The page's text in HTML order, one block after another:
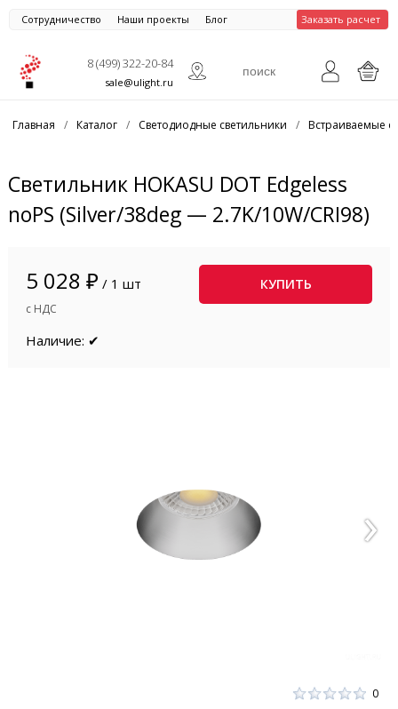
Сотрудничество Наши проекты Блог Заказать расчет
8 (499) 322-20-84
sale@ulight.ru
Главная / Каталог / Светодиодные светильники / Встраиваемые
Светильник HOKASU DOT Edgeless
noPS (Silver/38deg — 2.7K/10W/CRI98)
5 028 ₽ / 1 шт
с НДС
КУПИТЬ
Наличие: ✔
0